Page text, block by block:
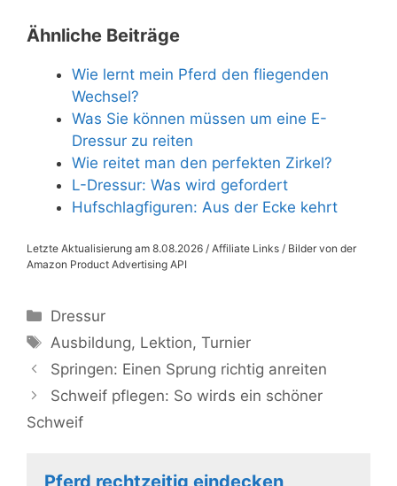
Ähnliche Beiträge
Wie lernt mein Pferd den fliegenden
Wechsel?
Was Sie können müssen um eine E-
Dressur zu reiten
Wie reitet man den perfekten Zirkel?
L-Dressur: Was wird gefordert
Hufschlagfiguren: Aus der Ecke kehrt
Letzte Aktualisierung am 8.08.2026 / Affiliate Links / Bilder von der
Amazon Product Advertising API
Kategorien
Dressur
Schlagwörter
Ausbildung, Lektion,Turnier
Springen: Einen Sprung richtig anreiten
Schweif pflegen: So wirds ein schöner
Schweif
Pferd rechtzeitig eindecken